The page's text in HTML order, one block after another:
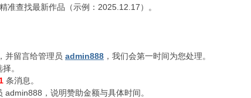
准查找最新作品（示例：2025.12.17）。
并留言给管理员 admin888 ，我们会第一时间为您处理。
。
1 条消息。
，说明赞助金额与具体时间。